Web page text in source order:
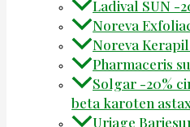
Ladival SUN -
Noreva
Noreva
Pharmaceris
Solgar -20%
beta karoten
Uriage